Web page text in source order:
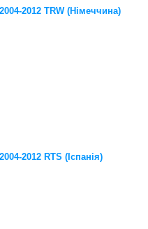
2012 TRW (Німеччина)
2012 RTS (Іспанія)